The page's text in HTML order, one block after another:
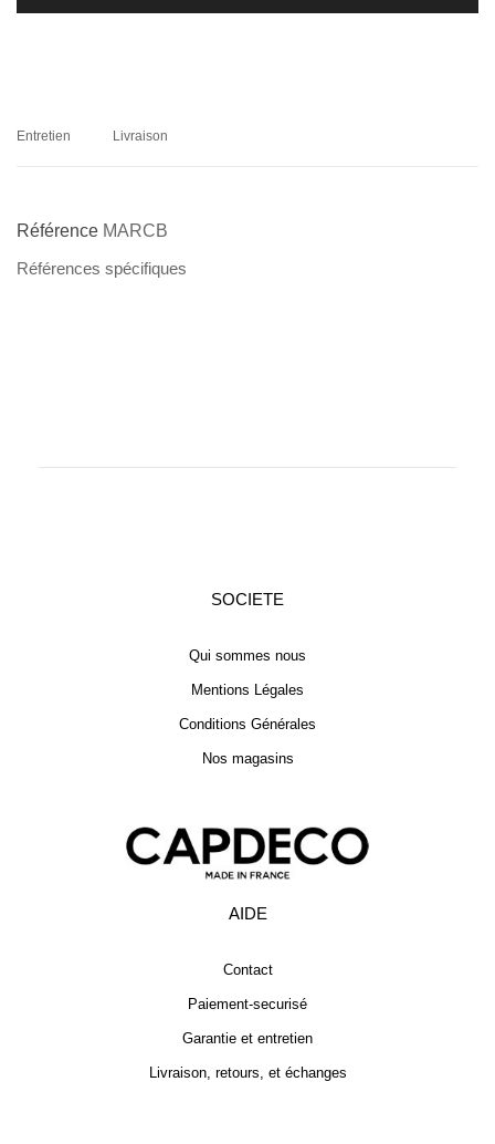
Entretien Livraison
Référence MARCB
Références spécifiques
SOCIETE
Qui sommes nous
Mentions Légales
Conditions Générales
Nos magasins
AIDE
Contact
Paiement-securisé
Garantie et entretien
Livraison, retours, et échanges